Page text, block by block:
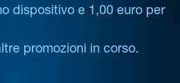
dispositivo e 1,00 euro per
promozioni in corso.